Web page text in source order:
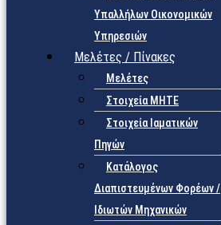
Υπαλλήλων Οικονομικών
Υπηρεσιών
Μελέτες / Πίνακες
Μελέτες
Στοιχεία ΜΗΤΕ
Στοιχεία Ιαματικών
Πηγών
Κατάλογος
Διαπιστευμένων Φορέων /
Ιδιωτών Μηχανικών